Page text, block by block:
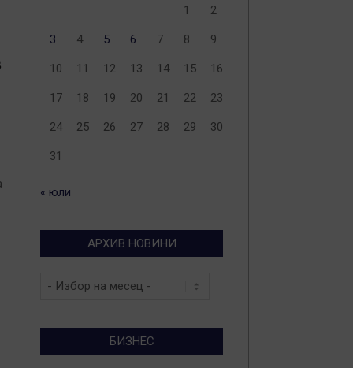
1 2
3 4 5 6 7 8 9
10 11 12 13 14 15 16
17 18 19 20 21 22 23
24 25 26 27 28 29 30
31
« юли
АРХИВ НОВИНИ
Архив
БИЗНЕС